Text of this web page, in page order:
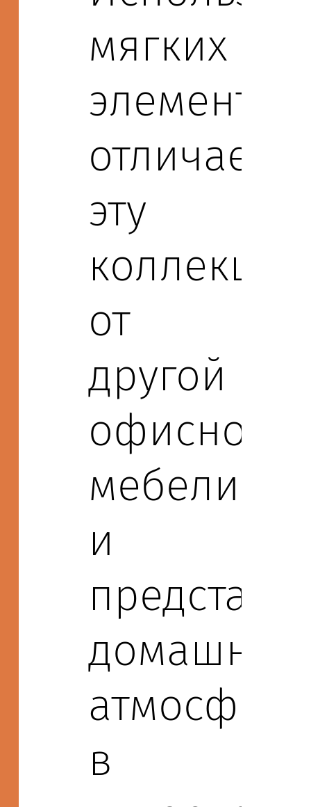
мягких
элементов
отличает
эту
от
другой
офисной
мебели
и
атмосферу
в